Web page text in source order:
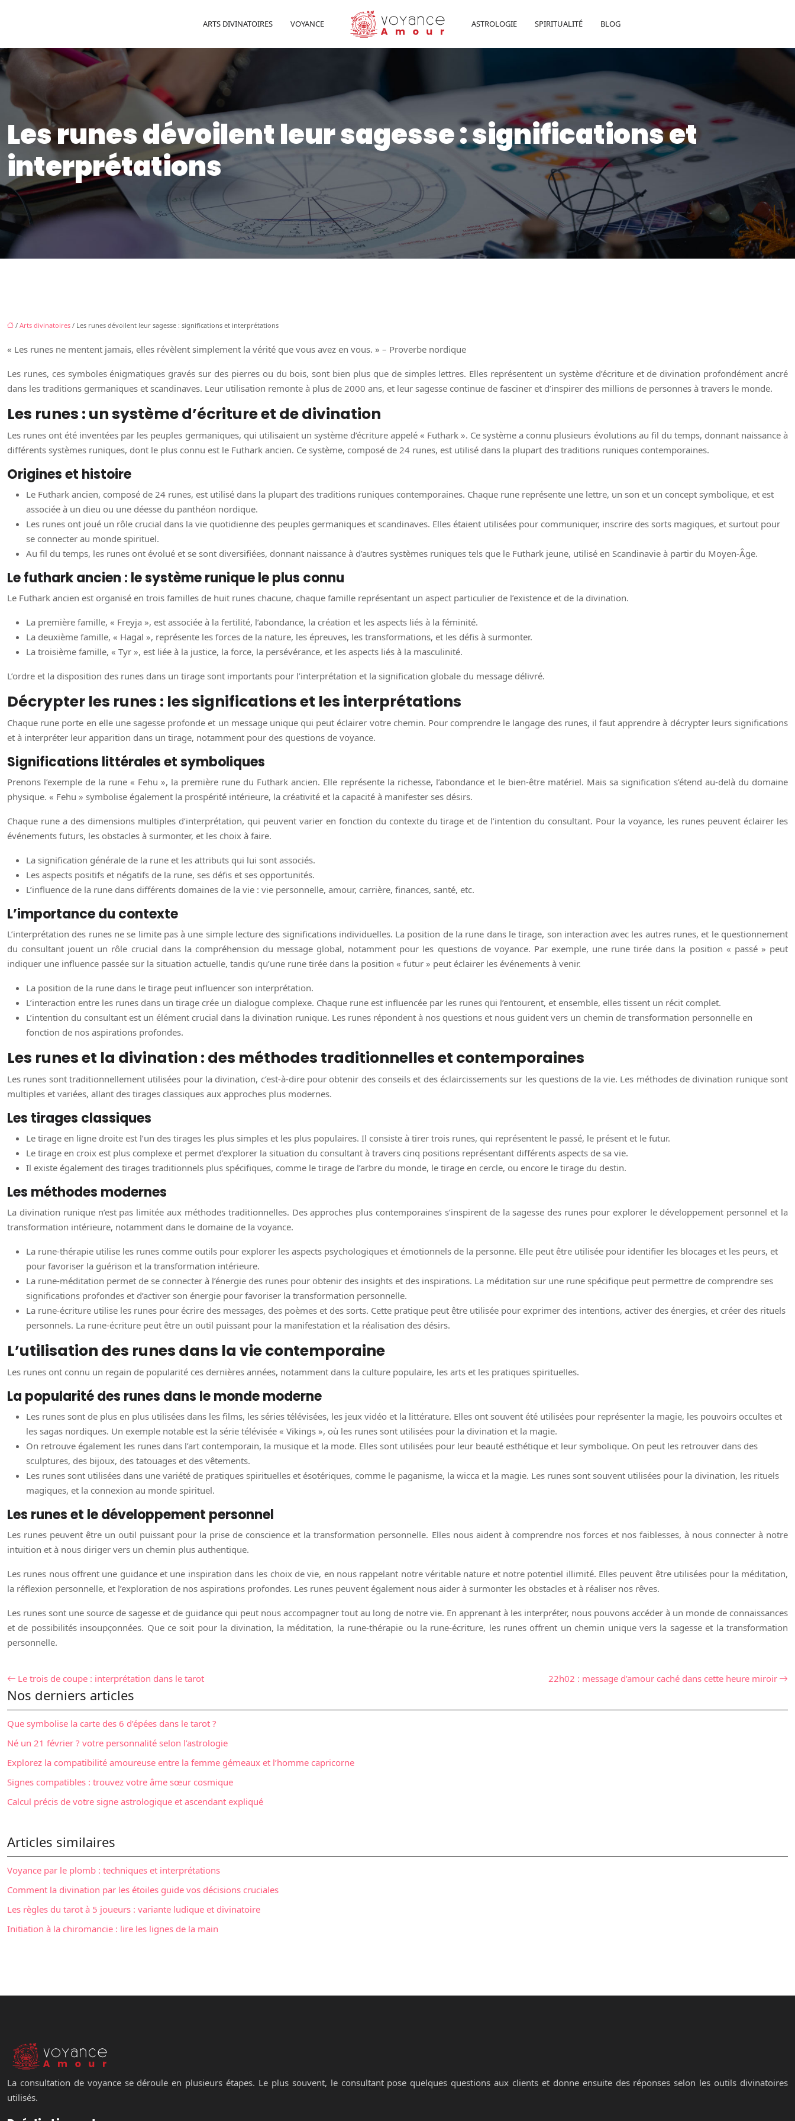
VOYANCE
ARTS DIVINATOIRES ASTROLOGIE SPIRITUALITÉ BLOG
Les runes dévoilent leur sagesse : significations et
interprétations
/ Arts divinatoires / Les runes dévoilent leur sagesse : significations et interprétations
« Les runes ne mentent jamais, elles révèlent simplement la vérité que vous avez en vous. » – Proverbe nordique
Les runes, ces symboles énigmatiques gravés sur des pierres ou du bois, sont bien plus que de simples lettres. Elles représentent un système d’écriture et de divination profondément ancré
dans les traditions germaniques et scandinaves. Leur utilisation remonte à plus de 2000 ans, et leur sagesse continue de fasciner et d’inspirer des millions de personnes à travers le monde.
Les runes : un système d’écriture et de divination
Les runes ont été inventées par les peuples germaniques, qui utilisaient un système d’écriture appelé « Futhark ». Ce système a connu plusieurs évolutions au fil du temps, donnant naissance à
différents systèmes runiques, dont le plus connu est le Futhark ancien. Ce système, composé de 24 runes, est utilisé dans la plupart des traditions runiques contemporaines.
Origines et histoire
Le Futhark ancien, composé de 24 runes, est utilisé dans la plupart des traditions runiques contemporaines. Chaque rune représente une lettre, un son et un concept symbolique, et est
associée à un dieu ou une déesse du panthéon nordique.
Les runes ont joué un rôle crucial dans la vie quotidienne des peuples germaniques et scandinaves. Elles étaient utilisées pour communiquer, inscrire des sorts magiques, et surtout pour
se connecter au monde spirituel.
Au fil du temps, les runes ont évolué et se sont diversifiées, donnant naissance à d’autres systèmes runiques tels que le Futhark jeune, utilisé en Scandinavie à partir du Moyen-Âge.
Le futhark ancien : le système runique le plus connu
Le Futhark ancien est organisé en trois familles de huit runes chacune, chaque famille représentant un aspect particulier de l’existence et de la divination.
La première famille, « Freyja », est associée à la fertilité, l’abondance, la création et les aspects liés à la féminité.
La deuxième famille, « Hagal », représente les forces de la nature, les épreuves, les transformations, et les défis à surmonter.
La troisième famille, « Tyr », est liée à la justice, la force, la persévérance, et les aspects liés à la masculinité.
L’ordre et la disposition des runes dans un tirage sont importants pour l’interprétation et la signification globale du message délivré.
Décrypter les runes : les significations et les interprétations
Chaque rune porte en elle une sagesse profonde et un message unique qui peut éclairer votre chemin. Pour comprendre le langage des runes, il faut apprendre à décrypter leurs significations
et à interpréter leur apparition dans un tirage, notamment pour des questions de voyance.
Significations littérales et symboliques
Prenons l’exemple de la rune « Fehu », la première rune du Futhark ancien. Elle représente la richesse, l’abondance et le bien-être matériel. Mais sa signification s’étend au-delà du domaine
physique. « Fehu » symbolise également la prospérité intérieure, la créativité et la capacité à manifester ses désirs.
Chaque rune a des dimensions multiples d’interprétation, qui peuvent varier en fonction du contexte du tirage et de l’intention du consultant. Pour la voyance, les runes peuvent éclairer les
événements futurs, les obstacles à surmonter, et les choix à faire.
La signification générale de la rune et les attributs qui lui sont associés.
Les aspects positifs et négatifs de la rune, ses défis et ses opportunités.
L’influence de la rune dans différents domaines de la vie : vie personnelle, amour, carrière, finances, santé, etc.
L’importance du contexte
L’interprétation des runes ne se limite pas à une simple lecture des significations individuelles. La position de la rune dans le tirage, son interaction avec les autres runes, et le questionnement
du consultant jouent un rôle crucial dans la compréhension du message global, notamment pour les questions de voyance. Par exemple, une rune tirée dans la position « passé » peut
indiquer une influence passée sur la situation actuelle, tandis qu’une rune tirée dans la position « futur » peut éclairer les événements à venir.
La position de la rune dans le tirage peut influencer son interprétation.
L’interaction entre les runes dans un tirage crée un dialogue complexe. Chaque rune est influencée par les runes qui l’entourent, et ensemble, elles tissent un récit complet.
L’intention du consultant est un élément crucial dans la divination runique. Les runes répondent à nos questions et nous guident vers un chemin de transformation personnelle en
fonction de nos aspirations profondes.
Les runes et la divination : des méthodes traditionnelles et contemporaines
Les runes sont traditionnellement utilisées pour la divination, c’est-à-dire pour obtenir des conseils et des éclaircissements sur les questions de la vie. Les méthodes de divination runique sont
multiples et variées, allant des tirages classiques aux approches plus modernes.
Les tirages classiques
Le tirage en ligne droite est l’un des tirages les plus simples et les plus populaires. Il consiste à tirer trois runes, qui représentent le passé, le présent et le futur.
Le tirage en croix est plus complexe et permet d’explorer la situation du consultant à travers cinq positions représentant différents aspects de sa vie.
Il existe également des tirages traditionnels plus spécifiques, comme le tirage de l’arbre du monde, le tirage en cercle, ou encore le tirage du destin.
Les méthodes modernes
La divination runique n’est pas limitée aux méthodes traditionnelles. Des approches plus contemporaines s’inspirent de la sagesse des runes pour explorer le développement personnel et la
transformation intérieure, notamment dans le domaine de la voyance.
La rune-thérapie utilise les runes comme outils pour explorer les aspects psychologiques et émotionnels de la personne. Elle peut être utilisée pour identifier les blocages et les peurs, et
pour favoriser la guérison et la transformation intérieure.
La rune-méditation permet de se connecter à l’énergie des runes pour obtenir des insights et des inspirations. La méditation sur une rune spécifique peut permettre de comprendre ses
significations profondes et d’activer son énergie pour favoriser la transformation personnelle.
La rune-écriture utilise les runes pour écrire des messages, des poèmes et des sorts. Cette pratique peut être utilisée pour exprimer des intentions, activer des énergies, et créer des rituels
personnels. La rune-écriture peut être un outil puissant pour la manifestation et la réalisation des désirs.
L’utilisation des runes dans la vie contemporaine
Les runes ont connu un regain de popularité ces dernières années, notamment dans la culture populaire, les arts et les pratiques spirituelles.
La popularité des runes dans le monde moderne
Les runes sont de plus en plus utilisées dans les films, les séries télévisées, les jeux vidéo et la littérature. Elles ont souvent été utilisées pour représenter la magie, les pouvoirs occultes et
les sagas nordiques. Un exemple notable est la série télévisée « Vikings », où les runes sont utilisées pour la divination et la magie.
On retrouve également les runes dans l’art contemporain, la musique et la mode. Elles sont utilisées pour leur beauté esthétique et leur symbolique. On peut les retrouver dans des
sculptures, des bijoux, des tatouages et des vêtements.
Les runes sont utilisées dans une variété de pratiques spirituelles et ésotériques, comme le paganisme, la wicca et la magie. Les runes sont souvent utilisées pour la divination, les rituels
magiques, et la connexion au monde spirituel.
Les runes et le développement personnel
Les runes peuvent être un outil puissant pour la prise de conscience et la transformation personnelle. Elles nous aident à comprendre nos forces et nos faiblesses, à nous connecter à notre
intuition et à nous diriger vers un chemin plus authentique.
Les runes nous offrent une guidance et une inspiration dans les choix de vie, en nous rappelant notre véritable nature et notre potentiel illimité. Elles peuvent être utilisées pour la méditation,
la réflexion personnelle, et l’exploration de nos aspirations profondes. Les runes peuvent également nous aider à surmonter les obstacles et à réaliser nos rêves.
Les runes sont une source de sagesse et de guidance qui peut nous accompagner tout au long de notre vie. En apprenant à les interpréter, nous pouvons accéder à un monde de connaissances
et de possibilités insoupçonnées. Que ce soit pour la divination, la méditation, la rune-thérapie ou la rune-écriture, les runes offrent un chemin unique vers la sagesse et la transformation
personnelle.
Le trois de coupe : interprétation dans le tarot 22h02 : message d’amour caché dans cette heure miroir
Nos derniers articles
Que symbolise la carte des 6 d’épées dans le tarot ?
Né un 21 février ? votre personnalité selon l’astrologie
Explorez la compatibilité amoureuse entre la femme gémeaux et l’homme capricorne
Signes compatibles : trouvez votre âme sœur cosmique
Calcul précis de votre signe astrologique et ascendant expliqué
Articles similaires
Voyance par le plomb : techniques et interprétations
Comment la divination par les étoiles guide vos décisions cruciales
Les règles du tarot à 5 joueurs : variante ludique et divinatoire
Initiation à la chiromancie : lire les lignes de la main
La consultation de voyance se déroule en plusieurs étapes. Le plus souvent, le consultant pose quelques questions aux clients et donne ensuite des réponses selon les outils divinatoires
utilisés.